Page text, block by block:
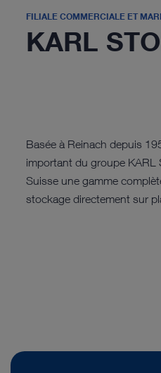
FILIALE COMMERCIALE ET
KARL
Basée à Reinach depuis
important du groupe KARL
Suisse une gamme
stockage directement sur